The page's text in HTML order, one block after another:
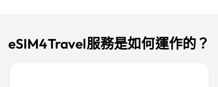
eSIM4Travel服務是如何運作的？